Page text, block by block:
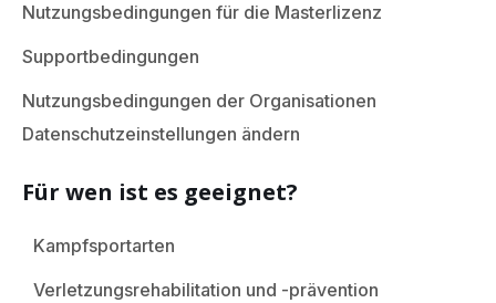
Nutzungsbedingungen für die Masterlizenz
Supportbedingungen
Nutzungsbedingungen der Organisationen
Datenschutzeinstellungen ändern
Für wen ist es geeignet?
Kampfsportarten
Verletzungsrehabilitation und -prävention